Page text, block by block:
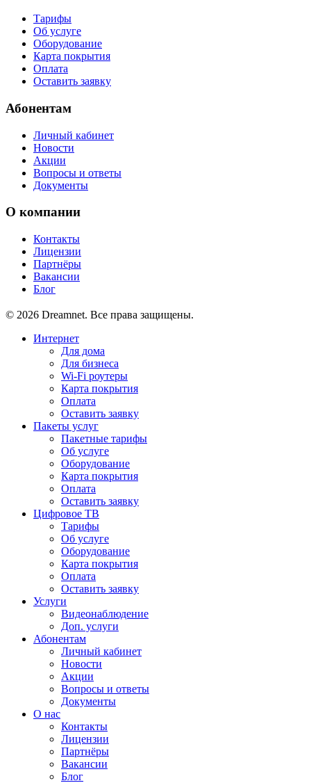
Тарифы
Об услуге
Оборудование
Карта покрытия
Оплата
Оставить заявку
Абонентам
Личный кабинет
Новости
Акции
Вопросы и ответы
Документы
О компании
Контакты
Лицензии
Партнёры
Вакансии
Блог
© 2026 Dreamnet. Все права защищены.
Интернет
Для дома
Для бизнеса
Wi-Fi роутеры
Карта покрытия
Оплата
Оставить заявку
Пакеты услуг
Пакетные тарифы
Об услуге
Оборудование
Карта покрытия
Оплата
Оставить заявку
Цифровое ТВ
Тарифы
Об услуге
Оборудование
Карта покрытия
Оплата
Оставить заявку
Услуги
Видеонаблюдение
Доп. услуги
Абонентам
Личный кабинет
Новости
Акции
Вопросы и ответы
Документы
О нас
Контакты
Лицензии
Партнёры
Вакансии
Блог